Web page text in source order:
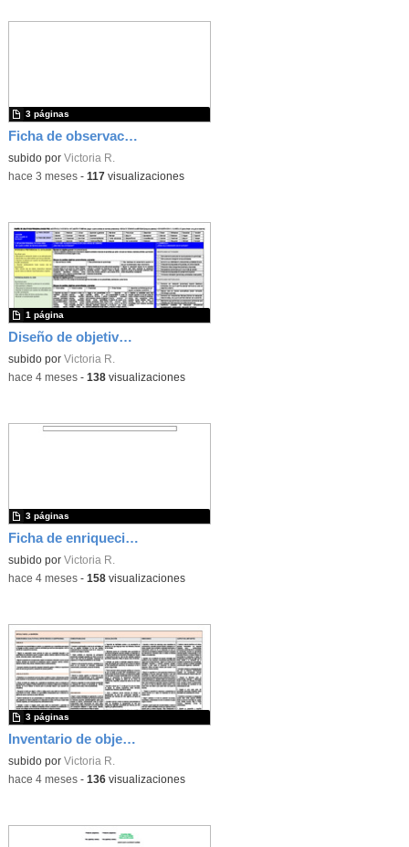
Ficha de observación ambientes de aprendizaje
subido por Victoria R.
3 páginas
-hace 3 meses- 117visualizaciones
Diseño de objetivos PIEC 11.4.26
subido por Victoria R.
1 página
-hace 4 meses- 138visualizaciones
Ficha de enriquecimiento ordinario
subido por Victoria R.
3 páginas
-hace 4 meses- 158visualizaciones
Inventario de objetivos PIEC 8.4.26
subido por Victoria R.
3 páginas
-hace 4 meses- 136visualizaciones